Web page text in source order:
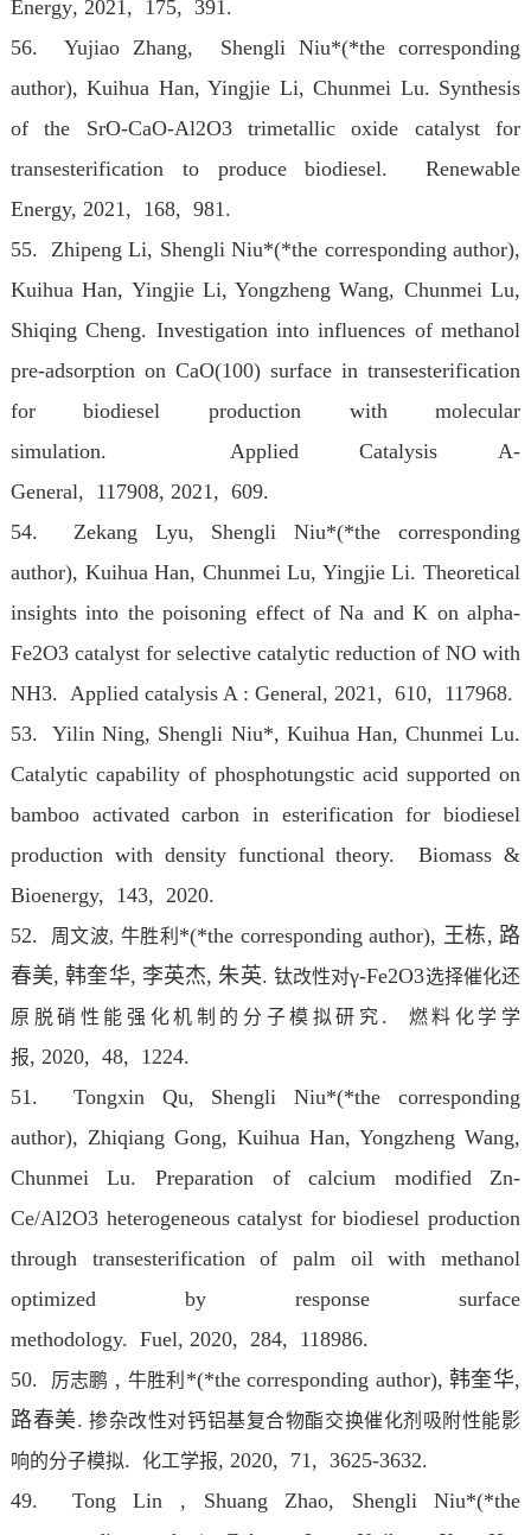
Energy, 2021, 175, 391.
56. Yujiao Zhang, Shengli Niu*(*the corresponding
author), Kuihua Han, Yingjie Li, Chunmei Lu. Synthesis
of the SrO-CaO-Al2O3 trimetallic oxide catalyst for
transesterification to produce biodiesel. Renewable
Energy, 2021, 168, 981.
55. Zhipeng Li, Shengli Niu*(*the corresponding author),
Kuihua Han, Yingjie Li, Yongzheng Wang, Chunmei Lu,
Shiqing Cheng. Investigation into influences of methanol
pre-adsorption on CaO(100) surface in transesterification
for biodiesel production with molecular
simulation. Applied Catalysis A-
General, 117908, 2021, 609.
54. Zekang Lyu, Shengli Niu*(*the corresponding
author), Kuihua Han, Chunmei Lu, Yingjie Li. Theoretical
insights into the poisoning effect of Na and K on alpha-
Fe2O3 catalyst for selective catalytic reduction of NO with
NH3. Applied catalysis A : General, 2021, 610, 117968.
53. Yilin Ning, Shengli Niu*, Kuihua Han, Chunmei Lu.
Catalytic capability of phosphotungstic acid supported on
bamboo activated carbon in esterification for biodiesel
production with density functional theory. Biomass &
Bioenergy, 143, 2020.
52.
周文波, 牛胜利 *(*the corresponding author), 王栋, 路
春美, 韩奎华, 李英杰, 朱英. 钛改性对γ-Fe2O3选择催化还
原脱硝性能强化机制的分子模拟研究 .
燃料化学学
报, 2020, 48, 1224.
51. Tongxin Qu, Shengli Niu*(*the corresponding
author), Zhiqiang Gong, Kuihua Han, Yongzheng Wang,
Chunmei Lu. Preparation of calcium modified Zn-
Ce/Al2O3 heterogeneous catalyst for biodiesel production
through transesterification of palm oil with methanol
optimized by response surface
methodology. Fuel, 2020, 284, 118986.
50.
厉志鹏 , 牛胜利 *(*the corresponding author), 韩奎华,
路春美.掺杂改性对钙铝基复合物酯交换催化剂吸附性能影
响的分子模拟. 化工学报, 2020, 71, 3625-3632.
49. Tong Lin , Shuang Zhao, Shengli Niu*(*the